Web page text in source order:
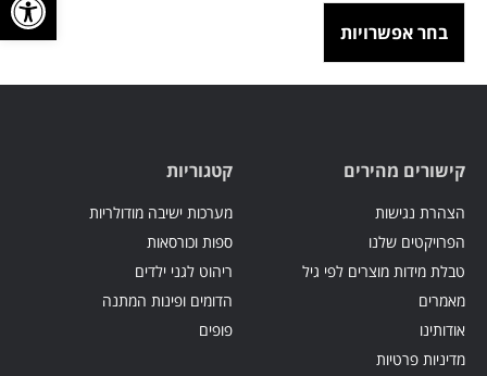
בחר אפשרויות
קישורים מהירים
הצהרת נגישות
הפרויקטים שלנו
טבלת מידות מוצרים לפי גיל
מאמרים
אודותינו
מדיניות פרטיות
קטגוריות
מערכות ישיבה מודולריות
ספות וכורסאות
ריהוט לגני ילדים
הדומים ופינות המתנה
פופים